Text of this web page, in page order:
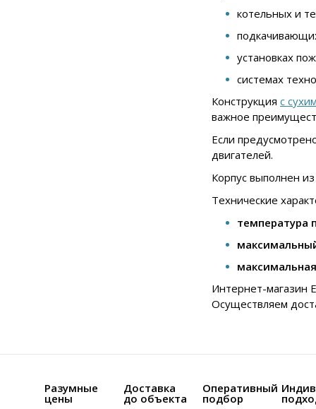
котельных и
установках
системах
Конструкция с
важное
Если
двигателей.
Корпус выполнен
Технические
температура
Интернет-магазин
Осуществляем
Разумные
цены
Доставка
до объекта
Оперативный
подбор